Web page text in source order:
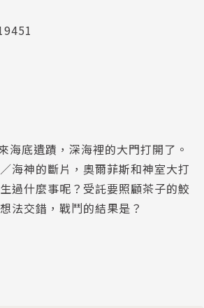
海底遺蹟，深海裡的大門打開了。
海神的斷片，奧爾菲斯和神室大打
過什麼事呢？受託要照顧茶子的鮫
法交錯，戰鬥的結果是？